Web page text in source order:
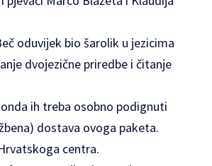
oduvijek bio šarolik u jezicima
dvojezične priredbe i čitanje
ih treba osobno podignuti
dostava ovoga paketa.
centra.